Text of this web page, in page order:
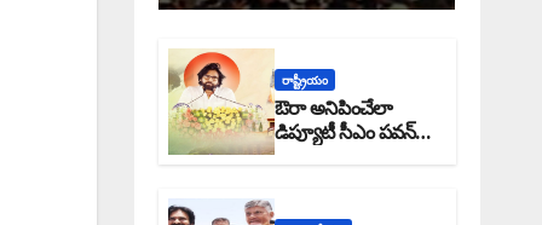
రాష్ట్రీయం
ఔరా అనిపించేలా
డిప్యూటీ సీఎం పవన్
కళ్యాణ్ ప్రోగ్రెస్ రిపోర్టు